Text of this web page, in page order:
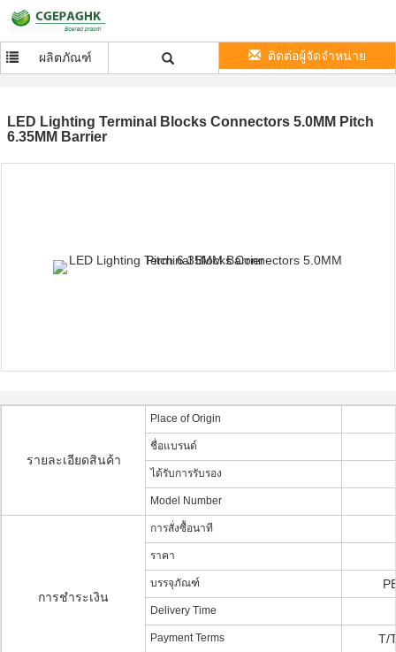
ผลิตภัณฑ์ ติดต่อผู้จัดจำหน่าย
LED Lighting Terminal Blocks Connectors 5.0MM Pitch
6.35MM Barrier
รายละเอียดสินค้า
Place of Origin
ชื่อแบรนด์
ได้รับการรับรอง
Model Number
การชำระเงิน
การสั่งซื้อนาที
ราคา
บรรจุภัณฑ์
Delivery Time
Payment Terms T/